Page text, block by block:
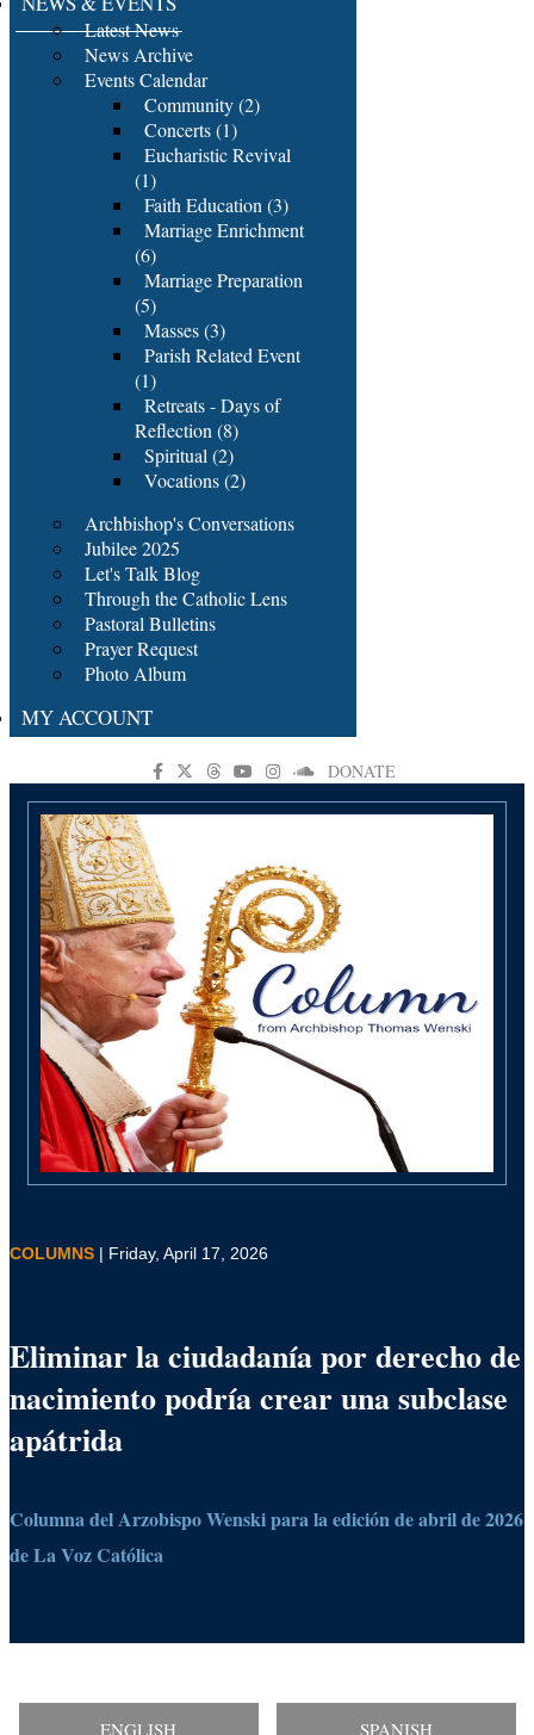
Latest News
News Archive
Events Calendar
Community (2)
Concerts (1)
Eucharistic Revival
(1)
Faith Education (3)
Marriage Enrichment
(6)
Marriage Preparation
(5)
Masses (3)
Parish Related Event
(1)
Retreats - Days of
Reflection (8)
Spiritual (2)
Vocations (2)
Archbishop's Conversations
Jubilee 2025
Let's Talk Blog
Through the Catholic Lens
Pastoral Bulletins
Prayer Request
Photo Album
MY ACCOUNT
DONATE
COLUMNS | Friday, April 17, 2026
Eliminar la ciudadanía por derecho de
nacimiento podría crear una subclase
apátrida
Columna del Arzobispo Wenski para la edición de abril de 2026
de La Voz Católica
ENGLISH SPANISH